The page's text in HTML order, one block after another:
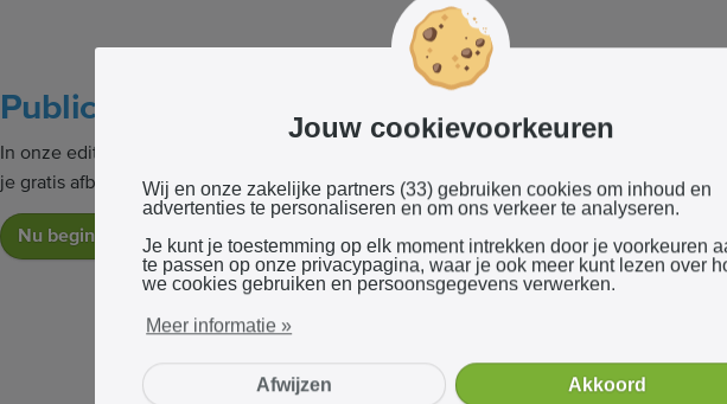
Publiceer je blog-berichten
In onze editor schrijf je gemakkelijk nieuwe berichten waar
je gratis afbeeldingen en andere media aan toevoegt.
Nu beginnen
Jouw cookievoorkeuren
Wij en onze zakelijke partners (33) gebruiken cookies om inhoud en
advertenties te personaliseren en om ons verkeer te analyseren.
Je kunt je toestemming op elk moment intrekken door je voorkeuren
te passen op onze privacypagina, waar je ook meer kunt lezen over
we cookies gebruiken en persoonsgegevens verwerken.
Meer informatie »
Afwijzen Akkoord